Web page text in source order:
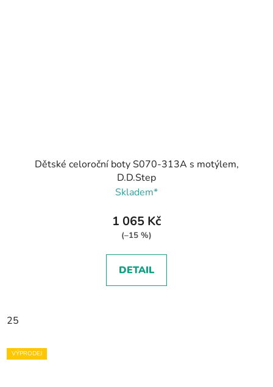
Dětské celoroční boty S070-313A s motýlem,
D.D.Step
Skladem*
1 065 Kč
(–15 %)
DETAIL
25
VÝPRODEJ